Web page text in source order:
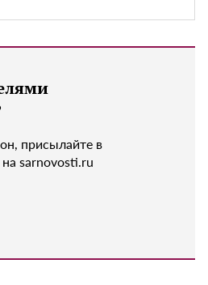
присылайте в
sarnovosti.ru